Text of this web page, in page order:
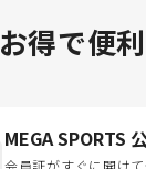
お得で便
MEGA SPORTS
会員証がすぐに開けて